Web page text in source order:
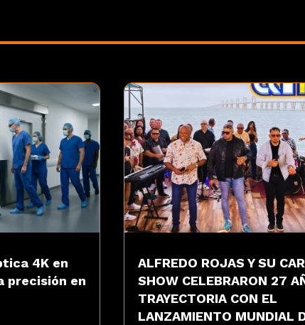
4K en
precisión en
ALFREDO ROJAS Y SU
SHOW CELEBRARON 27
TRAYECTORIA CON EL
LANZAMIENTO MUNDIAL